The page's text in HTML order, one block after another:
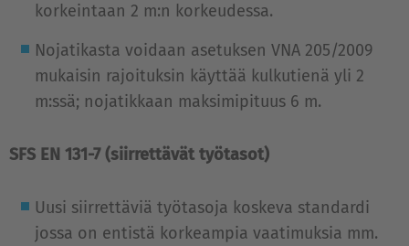
korkeintaan 2 m:n korkeudessa.
Nojatikasta voidaan asetuksen VNA 205/2009
mukaisin rajoituksin käyttää kulkutienä yli 2
m:ssä; nojatikkaan maksimipituus 6 m.
SFS EN 131-7 (siirrettävät työtasot)
Uusi siirrettäviä työtasoja koskeva standardi
jossa on entistä korkeampia vaatimuksia mm.